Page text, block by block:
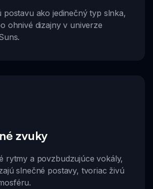
postavu ako jedinečný typ slnka,
ohnivé dizajny v univerze
zvuky
rytmy a povzbudzujúce vokály,
slnečné postavy, tvoriac živú